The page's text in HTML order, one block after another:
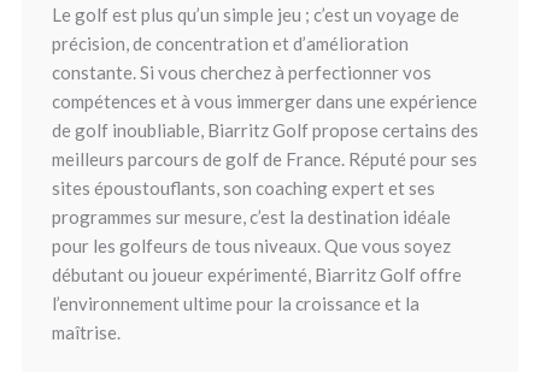
Le golf est plus qu’un simple jeu ; c’est un voyage de
précision, de concentration et d’amélioration
constante. Si vous cherchez à perfectionner vos
compétences et à vous immerger dans une expérience
de golf inoubliable, Biarritz Golf propose certains des
meilleurs parcours de golf de France. Réputé pour ses
sites époustouflants, son coaching expert et ses
programmes sur mesure, c’est la destination idéale
pour les golfeurs de tous niveaux. Que vous soyez
débutant ou joueur expérimenté, Biarritz Golf offre
l’environnement ultime pour la croissance et la
maîtrise.